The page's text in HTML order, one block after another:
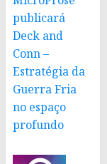
publicará
Deck and
Conn –
Estratégia da
Guerra Fria
no espaço
profundo